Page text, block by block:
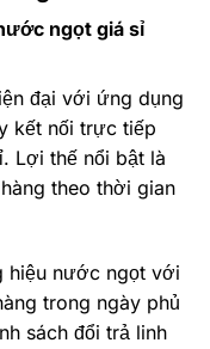
ngọt giá sỉ
đại với ứng dụng
kết nối trực tiếp
Lợi thế nổi bật là
theo thời gian
hiệu nước ngọt với
trong ngày phủ
sách đổi trả linh